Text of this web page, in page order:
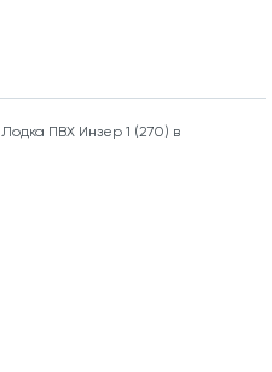
Лодка ПВХ Инзер 1 (270) в